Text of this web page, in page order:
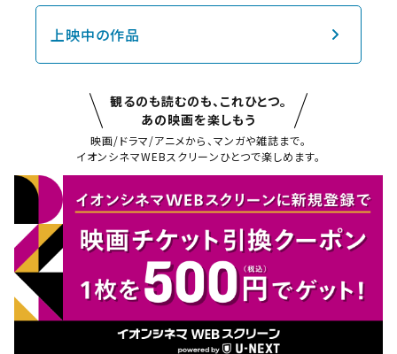
閉じる
チケット購入
チケットの購入は下記リンクより、ご覧になりたい作品を選
択しご購入ください。
閉じる
お近くの劇場から選ぶ
岡崎
豊田KiTARA
上映中の作品
観るのも読むのも、これひとつ。
あの映画を楽しもう
映画/ドラマ/アニメから、マンガや雑誌まで。
イオンシネマWEBスクリーンひとつで楽しめます。